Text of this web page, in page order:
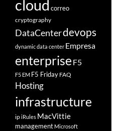
cloud correo
cryptography
DataCenterdevops
dynamic data center Empresa
enterprise F5
F5 EM F5 Friday FAQ
Hosting
infrastructure
ipiRules MacVittie
management Microsoft